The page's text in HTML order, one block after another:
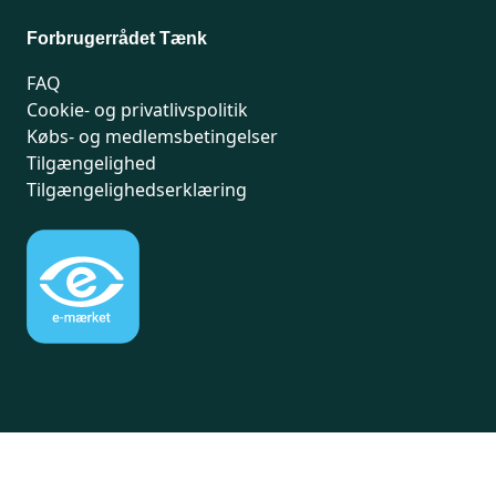
Forbrugerrådet Tænk
FAQ
Cookie- og privatlivspolitik
Købs- og medlemsbetingelser
Tilgængelighed
Tilgængelighedserklæring